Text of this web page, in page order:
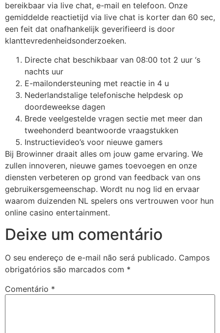
panel
panel
panel
panel
panel
satın al
Panel
Panel
Panel
Panel
Panel
Panel
Panel
Panel
Panel
bereikbaar via live chat, e-mail en telefoon. Onze
gemiddelde reactietijd via live chat is korter dan 60 sec,
een feit dat onafhankelijk geverifieerd is door
klanttevredenheidsonderzoeken.
Directe chat beschikbaar van 08:00 tot 2 uur ‘s
nachts uur
E-mailondersteuning met reactie in 4 u
Nederlandstalige telefonische helpdesk op
doordeweekse dagen
Brede veelgestelde vragen sectie met meer dan
tweehonderd beantwoorde vraagstukken
Instructievideo’s voor nieuwe gamers
Bij Browinner draait alles om jouw game ervaring. We
zullen innoveren, nieuwe games toevoegen en onze
diensten verbeteren op grond van feedback van ons
gebruikersgemeenschap. Wordt nu nog lid en ervaar
waarom duizenden NL spelers ons vertrouwen voor hun
online casino entertainment.
Deixe um comentário
O seu endereço de e-mail não será publicado. Campos
obrigatórios são marcados com *
Comentário *